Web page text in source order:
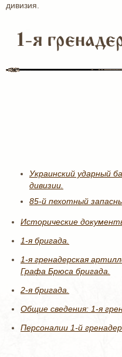
дивизия.
1-я
Украинский ударный
дивизии.
85-й пехотный
Исторические
1-я бригада.
1-я гренадерская
Графа Брюса бригада.
2-я бригада.
Общие сведения: 1-я
Персоналии 1-й